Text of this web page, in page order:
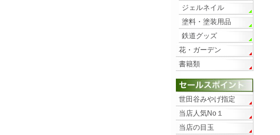
ジェルネイル
塗料・塗装用品
鉄道グッズ
花・ガーデン
書籍類
世田谷みやげ指定
当店人気No１
当店の目玉